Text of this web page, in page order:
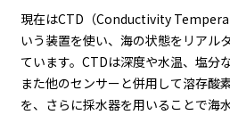
現在はCTD（Conductivity
いう装置を使い、海の状態をリアル
ています。CTDは深度や水温、塩分
また他のセンサーと併用して溶存酸
を、さらに採水器を用いることで海